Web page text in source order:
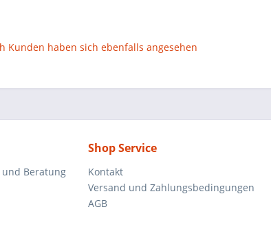
Kunden haben sich ebenfalls angesehen
Beratung
Shop Service
Kontakt
Versand und Zahlungsbedingungen
AGB